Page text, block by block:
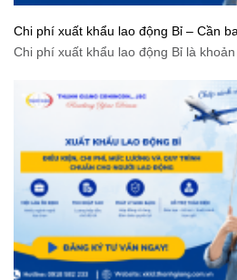
Chi phí xuất khẩu lao động Bỉ – Cần
Chi phí xuất khẩu lao động Bỉ là